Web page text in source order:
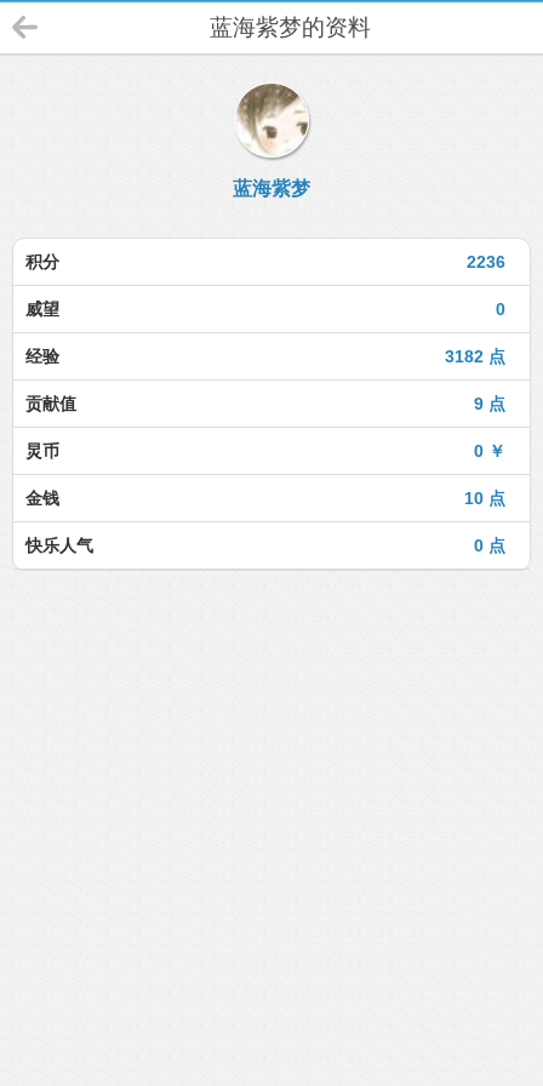
蓝海紫梦的资料
蓝海紫梦
2236
积分
0
威望
3182 点
经验
9 点
贡献值
0 ￥
炅币
10 点
金钱
0 点
快乐人气